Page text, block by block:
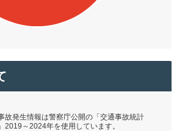
故発生情報は警察庁公開の「交通事故統計
2019～2024年を使用しています。